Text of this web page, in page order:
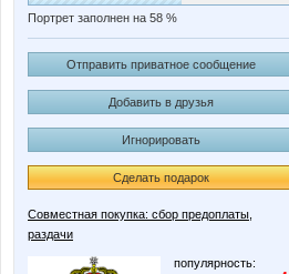
Портрет заполнен на 58 %
Отправить приватное сообщение
Добавить в друзья
Игнорировать
Сделать подарок
Совместная покупка: сбор предоплаты,
раздачи
популярность: